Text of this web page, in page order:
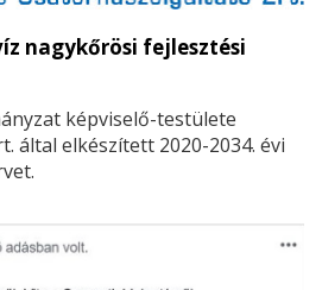
nagykőrösi fejlesztési
képviselő-testülete
által elkészített 2020-2034. évi